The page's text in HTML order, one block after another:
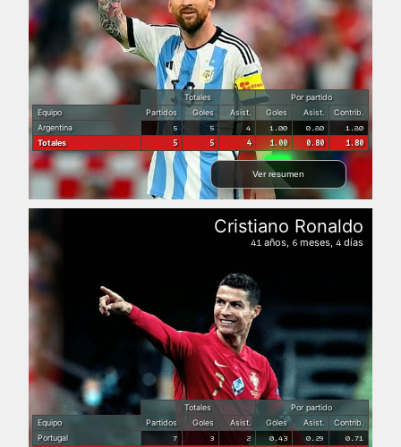
Totales
Por partido
Equipo
Partidos Goles Asist. Goles Asist.
Contrib.
Argentina
5 5 4 1.00 0.80 1.80
Totales 5 5 4 1.00 0.80 1.80
Ver resumen
Totales
Por partido
Equipo
Partidos Goles Asist. Goles Asist.
Contrib.
Portugal
7 3 2 0.43 0.29 0.71
Cristiano Ronaldo
41 años, 6 meses, 4días